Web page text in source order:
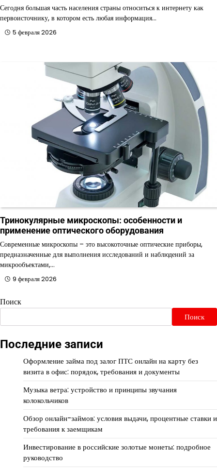
Сегодня большая часть населения страны относиться к интернету как
первоисточнику, в котором есть любая информация…
5 февраля 2026
Тринокулярные микроскопы: особенности и
применение оптического оборудования
Современные микроскопы – это высокоточные оптические приборы,
предназначенные для выполнения исследований и наблюдений за
микрообъектами,…
9 февраля 2026
Поиск
Поиск
Последние записи
Оформление займа под залог ПТС онлайн на карту без
визита в офис: порядок, требования и документы
Музыка ветра: устройство и принципы звучания
колокольчиков
Обзор онлайн-займов: условия выдачи, процентные ставки и
требования к заемщикам
Инвестирование в российские золотые монеты: подробное
руководство